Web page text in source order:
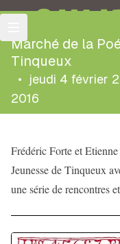
Marché de la
Tinqueux
• jeudi 4 février
2016
Frédéric Forte et
Jeunesse de Tinqueux
une série de rencontres